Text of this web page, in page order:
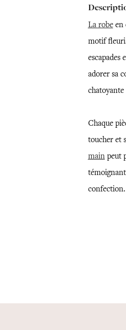
La robeen
motif
escapades
adorer sa
chatoyante
Chaque
toucher et
mainpeut
confection.